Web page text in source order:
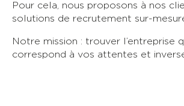
Pour cela, nous proposons à nos
solutions de recrutement sur-
Notre mission : trouver l’entreprise
correspond à vos attentes et